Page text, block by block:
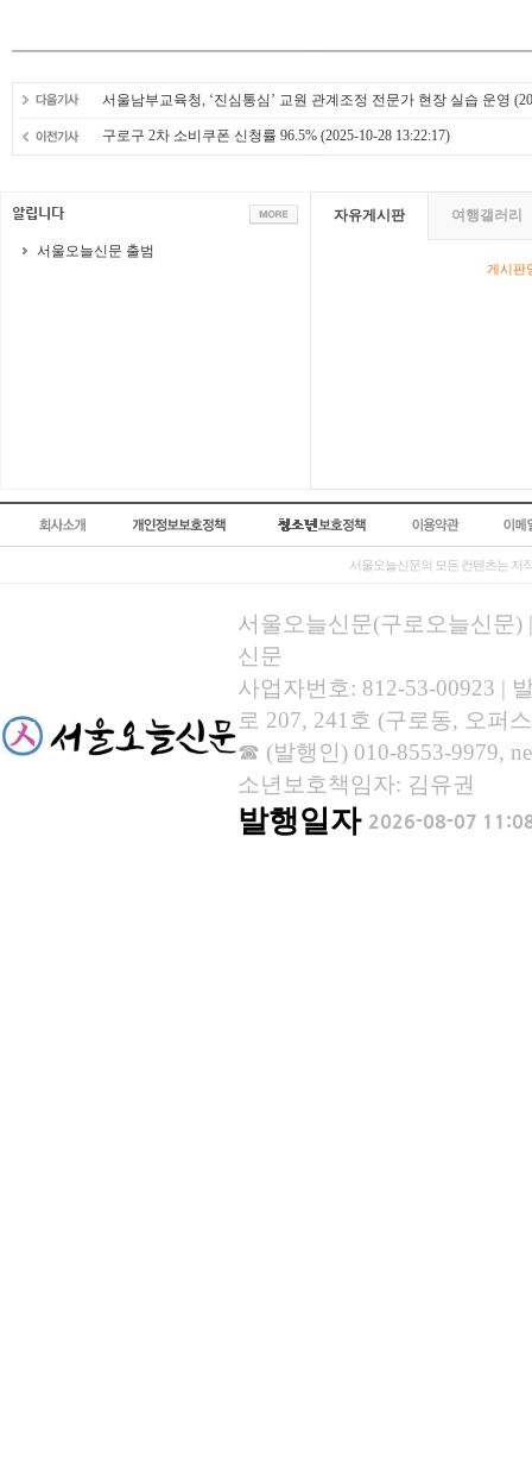
서울남부교육청, ‘진심통심’ 교원 관계조정 전문가 현장 실습 운영
구로구 2차 소비쿠폰 신청률 96.5% (2025-10-28 13:22:17)
서울오늘신문 출범
자유게시판 여행갤러리
게시판
서울오늘신문의 모든 컨텐츠는 저
서울오늘신문(구로오늘신문)
신문
사업자번호: 812-53-00923 |
로 207, 241호 (구로동, 오퍼
☎ (발행인) 010-8553-9979,
소년보호책임자: 김유권
발행일자